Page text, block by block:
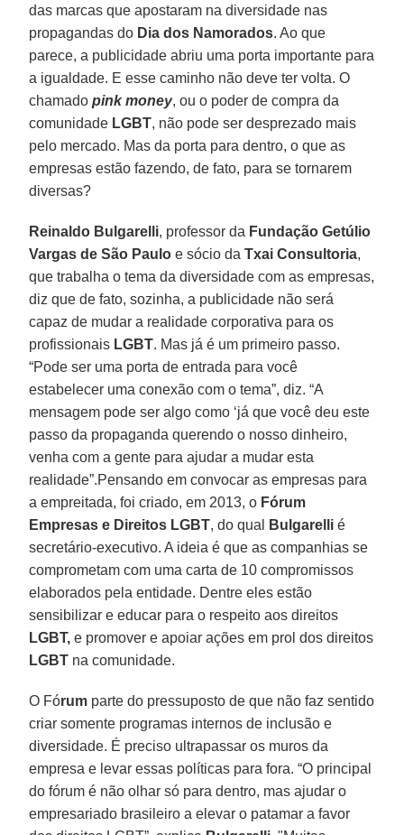
das marcas que apostaram na diversidade nas
propagandas do Dia dos Namorados. Ao que
parece, a publicidade abriu uma porta importante para
a igualdade. E esse caminho não deve ter volta. O
chamadopink money, ou o poder de compra da
comunidade LGBT, não pode ser desprezado mais
pelo mercado. Mas da porta para dentro, o que as
empresas estão fazendo, de fato, para se tornarem
diversas?
Reinaldo Bulgarelli, professor da Fundação Getúlio
Vargas de São Paulo e sócio daTxai Consultoria,
que trabalha o tema da diversidade com as empresas,
diz que de fato, sozinha, a publicidade não será
capaz de mudar a realidade corporativa para os
profissionais LGBT. Mas já é um primeiro passo.
“Pode ser uma porta de entrada para você
estabelecer uma conexão com o tema”, diz. “A
mensagem pode ser algo como ‘já que você deu este
passo da propaganda querendo o nosso dinheiro,
venha com a gente para ajudar a mudar esta
realidade”.Pensando em convocar as empresas para
a empreitada, foi criado, em 2013, o Fórum
Empresas e Direitos LGBT, do qual Bulgarelli é
secretário-executivo. A ideia é que as companhias se
comprometam com uma carta de 10 compromissos
elaborados pela entidade. Dentre eles estão
sensibilizar e educar para o respeito aos direitos
LGBT, e promover e apoiar ações em prol dos direitos
LGBT na comunidade.
O Fórum parte do pressuposto de que não faz sentido
criar somente programas internos de inclusão e
diversidade. É preciso ultrapassar os muros da
empresa e levar essas políticas para fora. “O principal
do fórum é não olhar só para dentro, mas ajudar o
empresariado brasileiro a elevar o patamar a favor